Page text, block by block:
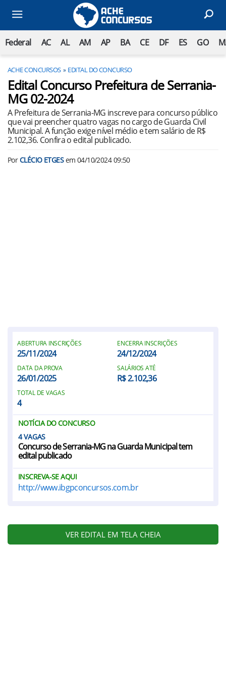
Federal AC AL AM AP BA CE DF ES GO
ACHE CONCURSOS EDITAL DO CONCURSO
Edital Concurso Prefeitura de Serrania-
MG 02-2024
A Prefeitura de Serrania-MG inscreve para concurso público
que vai preencher quatro vagas no cargo de Guarda Civil
Municipal. A função exige nível médio e tem salário de R$
2.102,36. Confira o edital publicado.
PorCLÉCIO ETGESem 04/10/2024 09:50
ABERTURA INSCRIÇÕES
25/11/2024
ENCERRA INSCRIÇÕES
24/12/2024
DATA DA PROVA
26/01/2025
SALÁRIOS ATÉ
R$ 2.102,36
TOTAL DE VAGAS
4
NOTÍCIA DO CONCURSO
4
Concurso de Serrania-MG na Guarda Municipal tem
edital publicado
INSCREVA-SE AQUI
http://www.ibgpconcursos.com.br
VER EDITAL EM TELA CHEIA